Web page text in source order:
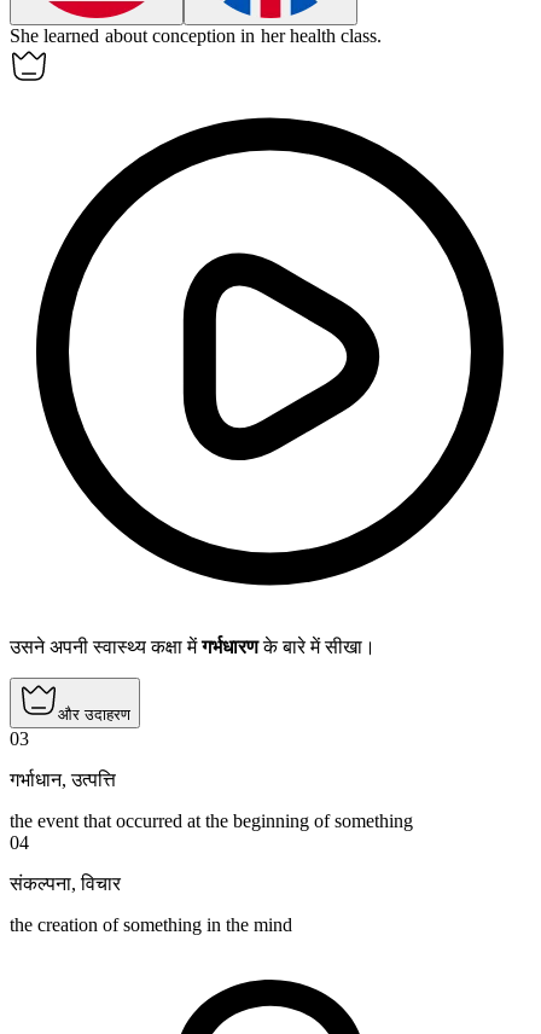
She learned about conception in her health class.
उसने अपनी स्वास्थ्य कक्षा मेंगर्भधारणके बारे में सीखा।
और उदाहरण
03
गर्भाधान,उत्पत्ति
the event that occurred at the beginning of something
04
संकल्पना,विचार
the creation of something in the mind